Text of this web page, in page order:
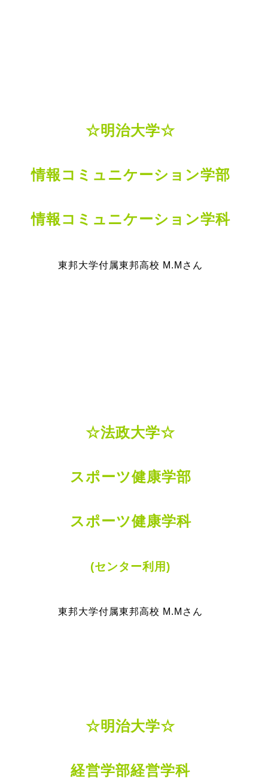
☆明治大学☆
情報コミュニケーション学部
情報コミュニケーション学科
東邦大学付属東邦高校 M.Mさん
☆法政大学☆
スポーツ健康学部
スポーツ健康学科
(センター利用)
東邦大学付属東邦高校 M.Mさん
☆明治大学☆
経営学部経営学科